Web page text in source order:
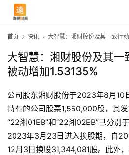
首页 快讯 大智慧：湘财股份及其一致行
大智慧：湘财股份及其一
被动增加1.53135%
公司股东湘财股份于2023年8月10
持有的公司股票1,550,000股，其
“22湘01EB”和“22湘02EB”已分别
2023年3月23日进入换股期，自
12月3日换股31,344,081股。此外